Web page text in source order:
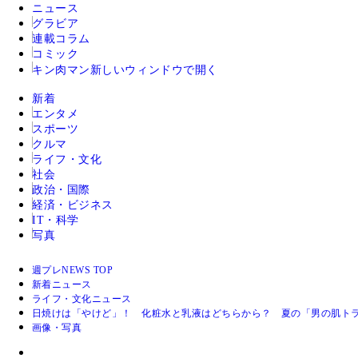
ニュース
グラビア
連載コラム
コミック
キン肉マン 新しいウィンドウで開く
新着
エンタメ
スポーツ
クルマ
ライフ・文化
社会
政治・国際
経済・ビジネス
IT・科学
写真
週プレNEWS TOP
新着ニュース
ライフ・文化ニュース
日焼けは「やけど」！ 化粧水と乳液はどちらから？ 夏の「男の肌ト
画像・写真